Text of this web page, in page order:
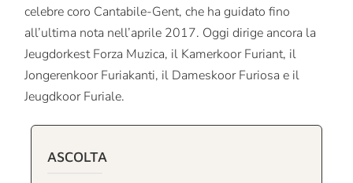
celebre coro Cantabile-Gent, che ha guidato fino
all’ultima nota nell’aprile 2017. Oggi dirige ancora la
Jeugdorkest Forza Muzica, il Kamerkoor Furiant, il
Jongerenkoor Furiakanti, il Dameskoor Furiosa e il
Jeugdkoor Furiale.
ASCOLTA